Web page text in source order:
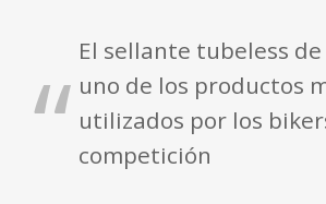
El sellante tubeless de
uno de los productos
utilizados por los
competición